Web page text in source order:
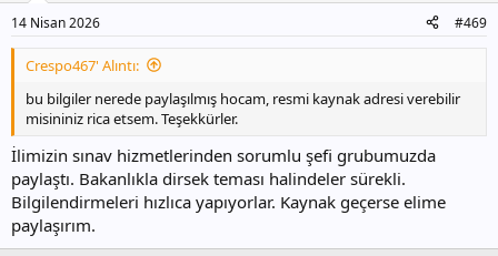
14 Nisan 2026 #469
Crespo467' Alıntı:
bu bilgiler nerede paylaşılmış hocam, resmi kaynak adresi verebilir
misininiz rica etsem. Teşekkürler.
İlimizin sınav hizmetlerinden sorumlu şefi grubumuzda
paylaştı. Bakanlıkla dirsek teması halindeler sürekli.
Bilgilendirmeleri hızlıca yapıyorlar. Kaynak geçerse elime
paylaşırım.